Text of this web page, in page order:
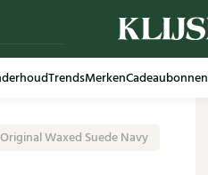
TrendsMerkenCadeaubonnen
Waxed Suede Navy